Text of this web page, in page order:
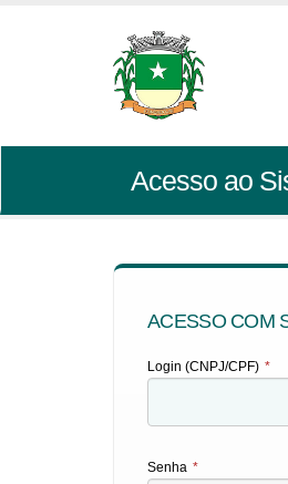
Acesso ao
ACESSO COM
Login (CNPJ/CPF) *
Senha *